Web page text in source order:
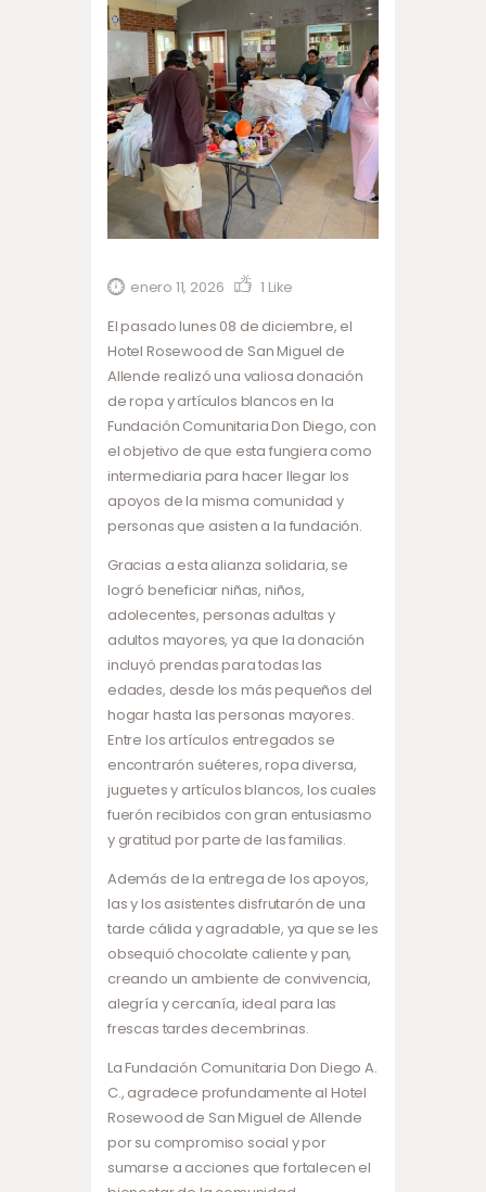
enero 11, 2026 1 Like
El pasado lunes 08 de diciembre, el
Hotel Rosewood de San Miguel de
Allende realizó una valiosa donación
de ropa y artículos blancos en la
Fundación Comunitaria Don Diego, con
el objetivo de que esta fungiera como
intermediaria para hacer llegar los
apoyos de la misma comunidad y
personas que asisten a la fundación.
Gracias a esta alianza solidaria, se
logró beneficiar niñas, niños,
adolecentes, personas adultas y
adultos mayores, ya que la donación
incluyó prendas para todas las
edades, desde los más pequeños del
hogar hasta las personas mayores.
Entre los artículos entregados se
encontrarón suéteres, ropa diversa,
juguetes y artículos blancos, los cuales
fuerón recibidos con gran entusiasmo
y gratitud por parte de las familias.
Además de la entrega de los apoyos,
las y los asistentes disfrutarón de una
tarde cálida y agradable, ya que se les
obsequió chocolate caliente y pan,
creando un ambiente de convivencia,
alegría y cercanía, ideal para las
frescas tardes decembrinas.
La Fundación Comunitaria Don Diego A.
C., agradece profundamente al Hotel
Rosewood de San Miguel de Allende
por su compromiso social y por
sumarse a acciones que fortalecen el